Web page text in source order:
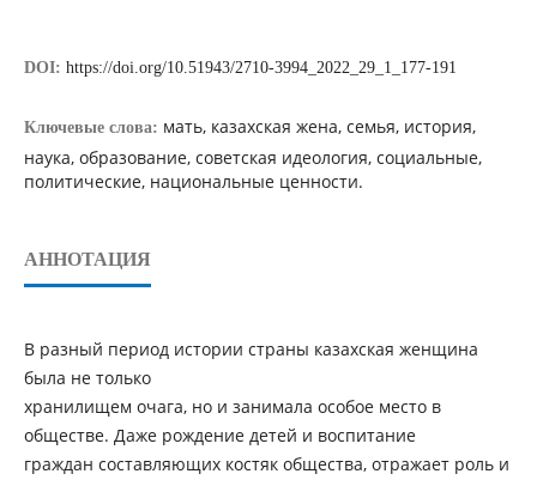
DOI: https://doi.org/10.51943/2710-3994_2022_29_1_177-191
Ключевые слова: мать, казахская жена, семья, история,
наука, образование, советская идеология, социальные,
политические, национальные ценности.
АННОТАЦИЯ
В разный период истории страны казахская женщина
была не только
хранилищем очага, но и занимала особое место в
обществе. Даже рождение детей и воспитание
граждан составляющих костяк общества, отражает роль и